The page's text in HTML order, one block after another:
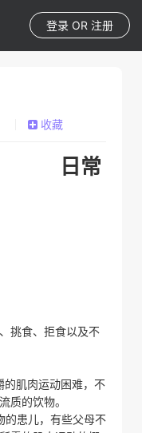
登录 OR 注册
收藏
日常
挑食、拒食以及不
的肌肉运动困难，不
质的饮物。
的患儿，有些父母不